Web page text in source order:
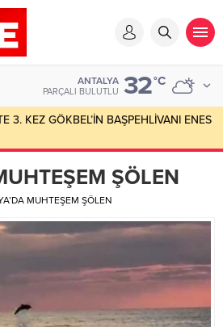
ANTALYA
PARÇALI BULUTLU 32°C
ZAMANLA YARIŞ!
ŞÖLEN
MUHTEŞEM ŞÖLEN